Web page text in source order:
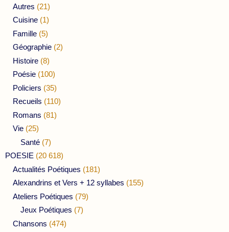
Autres (21)
Cuisine (1)
Famille (5)
Géographie (2)
Histoire (8)
Poésie (100)
Policiers (35)
Recueils (110)
Romans (81)
Vie (25)
Santé (7)
POESIE (20 618)
Actualités Poétiques (181)
Alexandrins et Vers + 12 syllabes (155)
Ateliers Poétiques (79)
Jeux Poétiques (7)
Chansons (474)